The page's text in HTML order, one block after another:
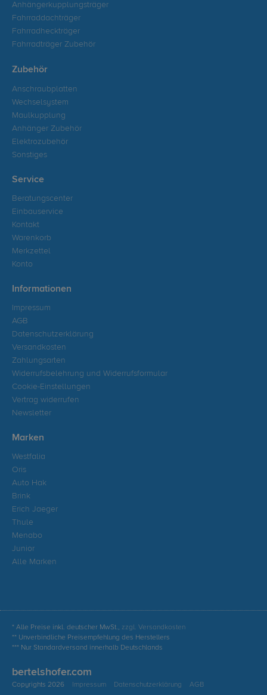
Anhängerkupplungsträger
Fahrraddachträger
Fahrradheckträger
Fahrradträger Zubehör
Zubehör
Anschraubplatten
Wechselsystem
Maulkupplung
Anhänger Zubehör
Elektrozubehör
Sonstiges
Service
Beratungscenter
Einbauservice
Kontakt
Warenkorb
Merkzettel
Konto
Informationen
Impressum
AGB
Datenschutzerklärung
Versandkosten
Zahlungsarten
Widerrufsbelehrung und Widerrufsformular
Cookie-Einstellungen
Vertrag widerrufen
Newsletter
Marken
Westfalia
Oris
Auto Hak
Brink
Erich Jaeger
Thule
Menabo
Junior
Alle Marken
* Alle Preise inkl. deutscher MwSt., zzgl. Versandkosten
** Unverbindliche Preisempfehlung des Herstellers
*** Nur Standardversand innerhalb Deutschlands
bertelshofer.com
Copyrights 2026 Impressum Datenschutzerklärung AGB